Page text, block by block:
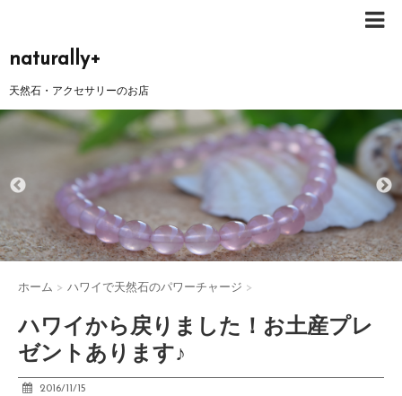
naturally+
天然石・アクセサリーのお店
ホーム > ハワイで天然石のパワーチャージ >
ハワイから戻りました！お土産プレ
ゼントあります♪
2016/11/15